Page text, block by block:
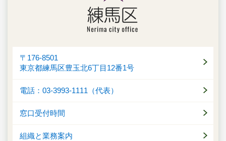
〒176-8501
東京都練馬区豊玉北6丁目12番1号
電話：03-3993-1111（代表）
窓口受付時間
組織と業務案内